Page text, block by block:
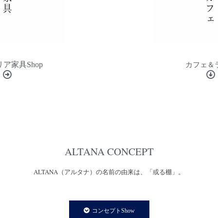
ア家具Shop カフェ＆
ALTANA CONCEPT
ALTANA（アルタナ）の名前の由来は、「或る棚」。
一日の、もっと言えば一生の大半を過ごす家の中。
家での時間は、より快適で満足度の高い暮らしであることが
コンセプトShow